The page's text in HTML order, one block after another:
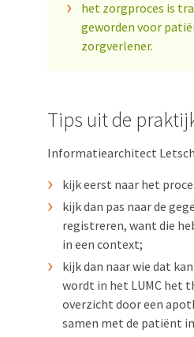
het zorgproces is
geworden voor
zorgverlener.
Tips uit de
Informatiearchitect
kijk eerst naar het
kijk dan pas naar de
registreren, want die
in een context;
kijk dan naar wie dat
wordt in het LUMC het
overzicht door een
samen met de patiënt